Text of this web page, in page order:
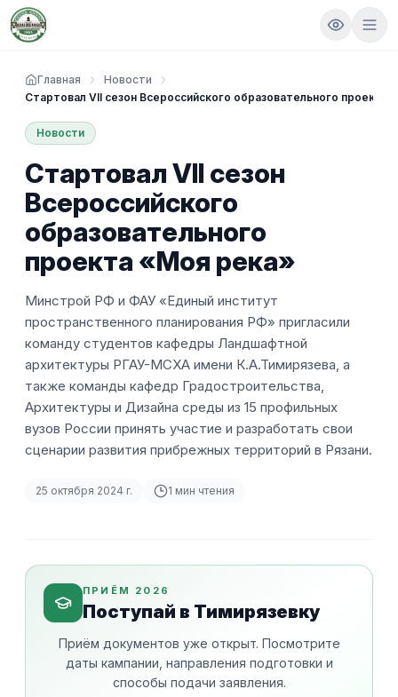
Главная
Новости
Стартовал VII сезон Всероссийского образовательного проекта
Новости
Стартовал VII сезон
Всероссийского
образовательного
проекта «Моя река»
Минстрой РФ и ФАУ «Единый институт
пространственного планирования РФ» пригласили
команду студентов кафедры Ландшафтной
архитектуры РГАУ-МСХА имени К.А.Тимирязева, а
также команды кафедр Градостроительства,
Архитектуры и Дизайна среды из 15 профильных
вузов России принять участие и разработать свои
сценарии развития прибрежных территорий в Рязани.
25 октября 2024 г. 1 мин чтения
ПРИЁМ 2026
Поступай в Тимирязевку
Приём документов уже открыт. Посмотрите
даты кампании, направления подготовки и
способы подачи заявления.